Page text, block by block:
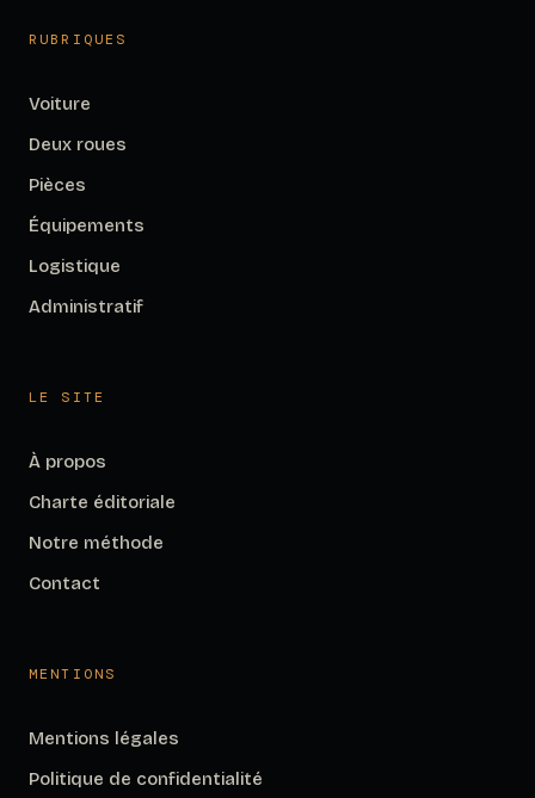
RUBRIQUES
Voiture
Deux roues
Pièces
Équipements
Logistique
Administratif
LE SITE
À propos
Charte éditoriale
Notre méthode
Contact
MENTIONS
Mentions légales
Politique de confidentialité